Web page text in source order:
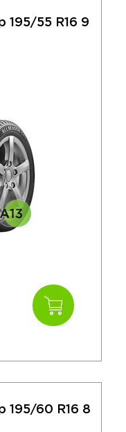
195/55 R16 9
195/60 R16 8